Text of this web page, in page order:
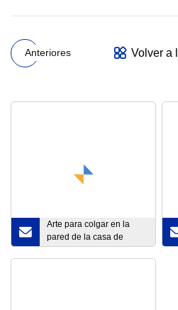
Anteriores Volver a
Arte para colgar en la
pared de la casa de
campo moderna con
marco de madera rústica